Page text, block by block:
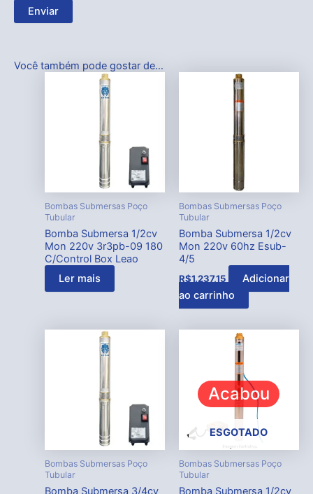
Você também pode gostar de…
Bombas Submersas Poço
Tubular
Bomba Submersa 1/2cv
Mon 220v 3r3pb-09 180
C/Control Box Leao
Ler mais
Bombas Submersas Poço
Tubular
Bomba Submersa 1/2cv
Mon 220v 60hz Esub-
4/5
R$1.237,15
Adicionar
ao carrinho
Bombas Submersas Poço
Tubular
Bomba Submersa 3/4cv
Acabou
ESGOTADO
Bombas Submersas Poço
Tubular
Bomba Submersa 1/2cv